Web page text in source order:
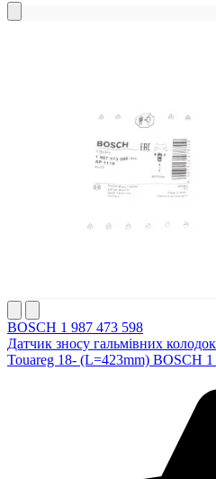
BOSCH 1 987 473 598
Датчик зносу гальмівних
Touareg 18- (L=423mm) BOSCH